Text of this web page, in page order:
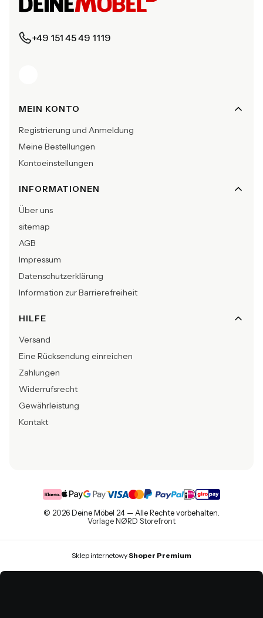
+49 151 45 49 1119
Fußzeilenmenü
MEIN KONTO
Registrierung und Anmeldung
Meine Bestellungen
Kontoeinstellungen
INFORMATIONEN
Über uns
sitemap
AGB
Impressum
Datenschutzerklärung
Information zur Barrierefreiheit
HILFE
Versand
Eine Rücksendung einreichen
Zahlungen
Widerrufsrecht
Gewährleistung
Kontakt
© 2026 Deine Möbel 24 — Alle Rechte vorbehalten.
Vorlage NØRD Storefront
Sklep internetowyShoper Premium